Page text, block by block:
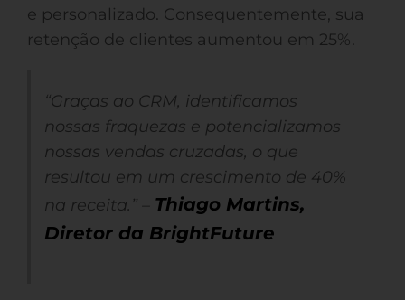
e personalizado. Consequentemente, sua
retenção de clientes aumentou em 25%.
“Graças ao CRM, identificamos
nossas fraquezas e potencializamos
nossas vendas cruzadas, o que
resultou em um crescimento de 40%
na receita.” – Thiago Martins,
Diretor da BrightFuture